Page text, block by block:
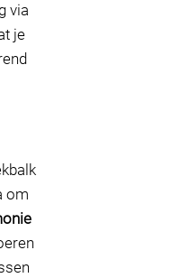
via
je
om